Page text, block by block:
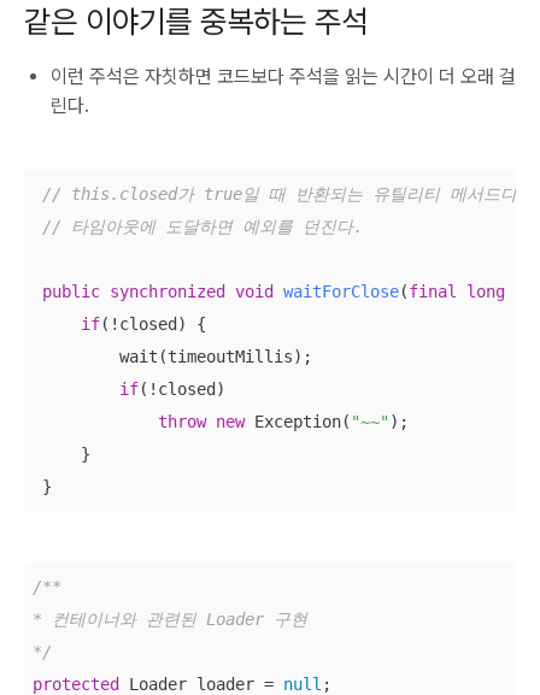
같은 이야기를 중복하는 주석
이런 주석은 자칫하면 코드보다 주석을 읽는 시간이 더 오래 걸
린다.
// this.closed가 true일 때 반환되는 유틸리티 메서드다.
// 타임아웃에 도달하면 예외를 던진다.
public synchronized void waitForClose(final long
if(!closed) {
         wait(timeoutMillis);
if(!closed)
throw new Exception( "~~" );
     }
}
/**
* 컨테이너와 관련된 Loader 구현
*/
protected
Loader loader = null ;